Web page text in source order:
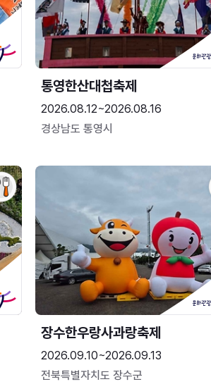
통영한산대첩축제
2026.08.12~2026.08.16
경상남도 통영시
장수한우랑사과랑축제
2026.09.10~2026.09.13
전북특별자치도 장수군